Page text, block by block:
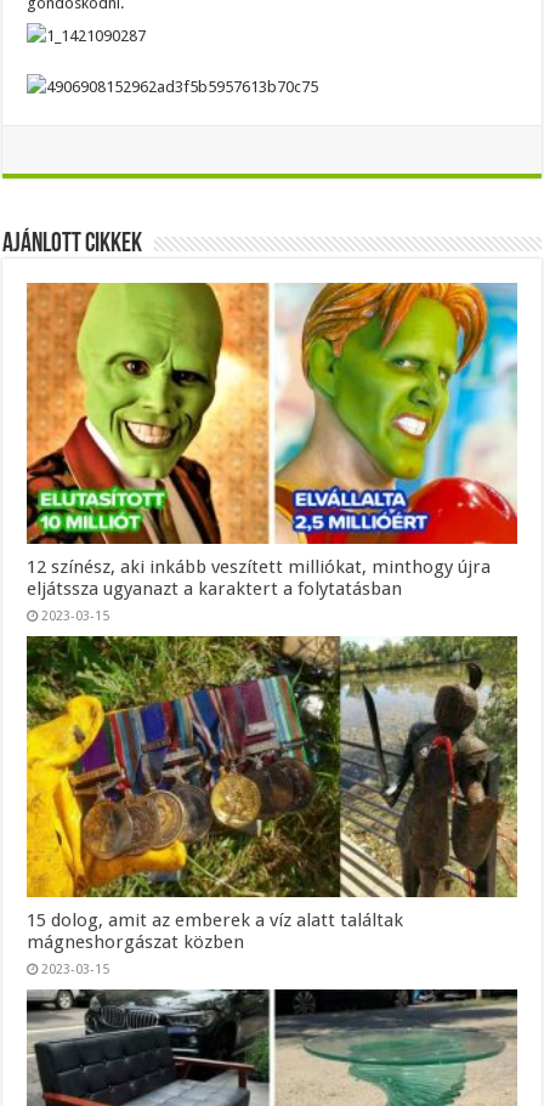
Ajánlott Cikkek
12 színész, aki inkább veszített milliókat, minthogy újra
eljátssza ugyanazt a karaktert a folytatásban
2023-03-15
15 dolog, amit az emberek a víz alatt találtak
mágneshorgászat közben
2023-03-15